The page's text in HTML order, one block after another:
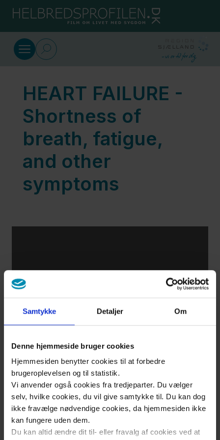
Samtykke Detaljer Om
Denne hjemmeside bruger cookies
Hjemmesiden benytter cookies til at forbedre
brugeroplevelsen og til statistik.
Vi anvender også cookies fra tredjeparter. Du vælger
selv, hvilke cookies, du vil give samtykke til. Du kan dog
ikke fravælge nødvendige cookies, da hjemmesiden ikke
kan fungere uden dem.
Du kan altid ændre dit til- eller fravalg af cookies ved at
SkipToMain.AriaLabel
English
Symptoms of heart failure
HEART
FAILURE -
Symptoms
are
experienced
differently
and other
symptoms
What
is
heart
failure?
About
us
HEART FAILURE -
Shortness of
breath, fatigue,
and other
symptoms